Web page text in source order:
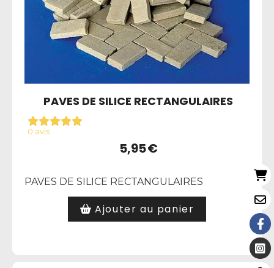
PAVES DE SILICE RECTANGULAIRES
0 avis
5,95€
PAVES DE SILICE RECTANGULAIRES
Ajouter au panier